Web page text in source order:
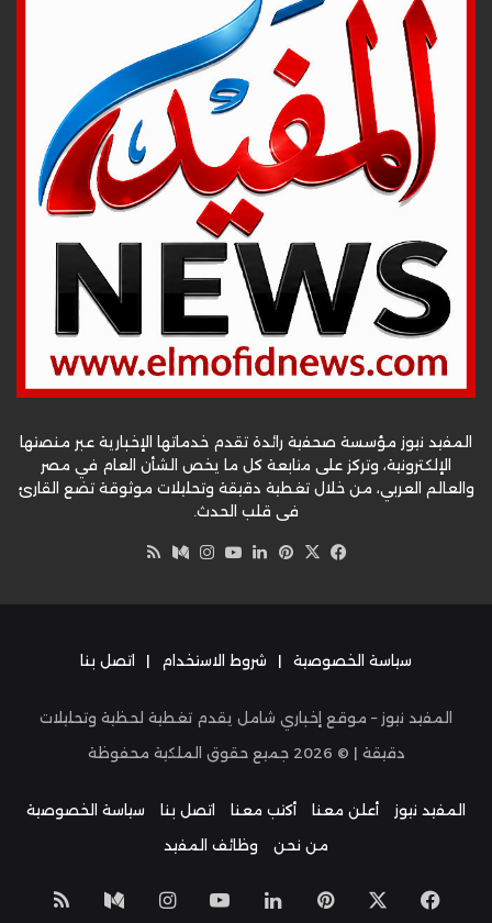
المفيد نيوز مؤسسة صحفية رائدة تقدم خدماتها الإخبارية عبر منصتها
الإلكترونية، وتركز على متابعة كل ما يخص الشأن العام في مصر
والعالم العربي، من خلال تغطية دقيقة وتحليلات موثوقة تضع القارئ
في قلب الحدث.
فيسبوك
‫X بينتيريست
لينكدإن‫YouTube
انستقرام
وسط
سياسة الخصوصية | شروط الاستخدام | اتصل بنا
المفيد نيوز – موقع إخباري شامل يقدم تغطية لحظية وتحليلات
دقيقة | © 2026 جميع حقوق الملكية محفوظة
المفيد نيوز أعلن معنا أكتب معنا اتصل بنا
سياسة الخصوصية
من نحن
وظائف المفيد
فيسبوك بينتيريست
لينكدإن‫YouTube
انستقراموسط